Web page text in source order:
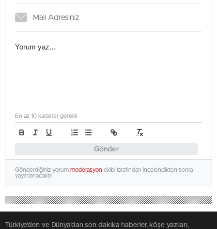
Gönder
En az 10 karakter gerekli
Gönderdiğiniz yorum moderasyon ekibi tarafından incelendikten sonra
yayınlanacaktır.
Türkiye'den ve Dünya’dan son dakika haberler, köşe yazıları,